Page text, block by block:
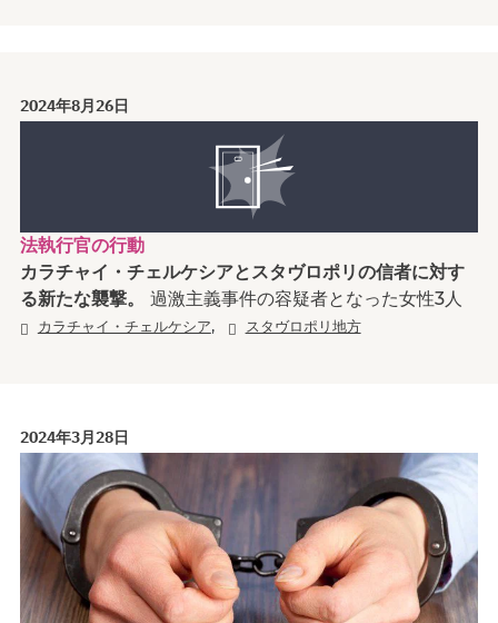
2024年8月26日
法執行官の行動
カラチャイ・チェルケシアとスタヴロポリの信者に対す
る新たな襲撃。 過激主義事件の容疑者となった女性3人
カラチャイ・チェルケシア, スタヴロポリ地方
2024年3月28日